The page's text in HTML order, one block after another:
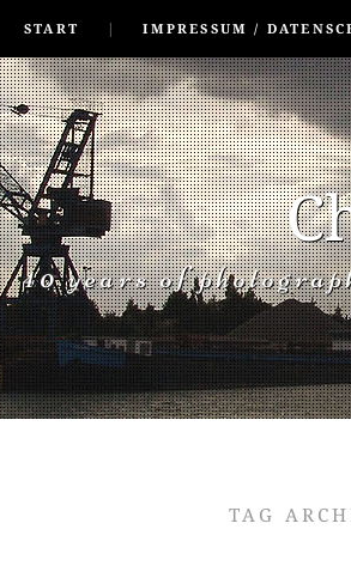
START
IMPRESSUM /
40 years of
TAG